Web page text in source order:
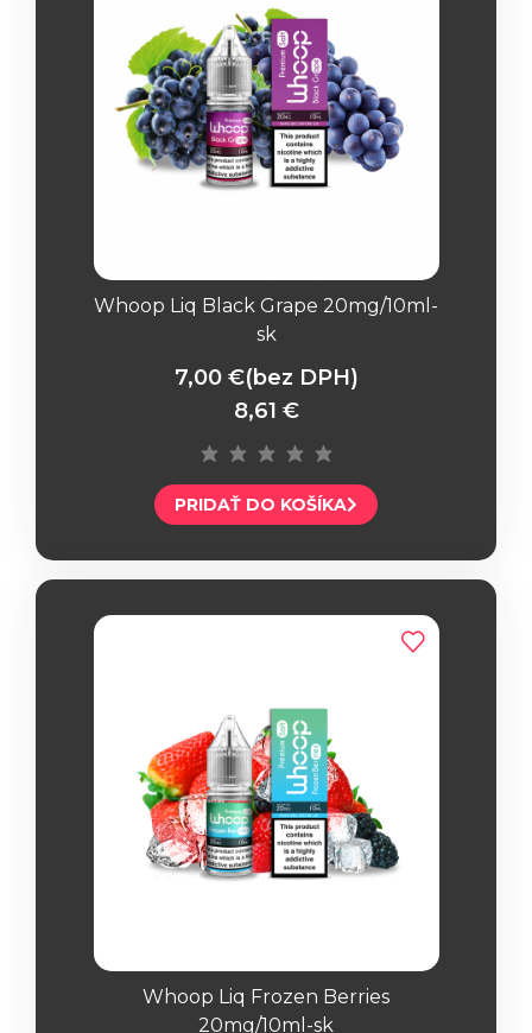
Whoop Liq Black Grape 20mg/10ml-
sk
7,00 €(bez DPH)
8,61 €
PRIDAŤ DO KOŠÍKA
Whoop Liq Frozen Berries
20mg/10ml-sk